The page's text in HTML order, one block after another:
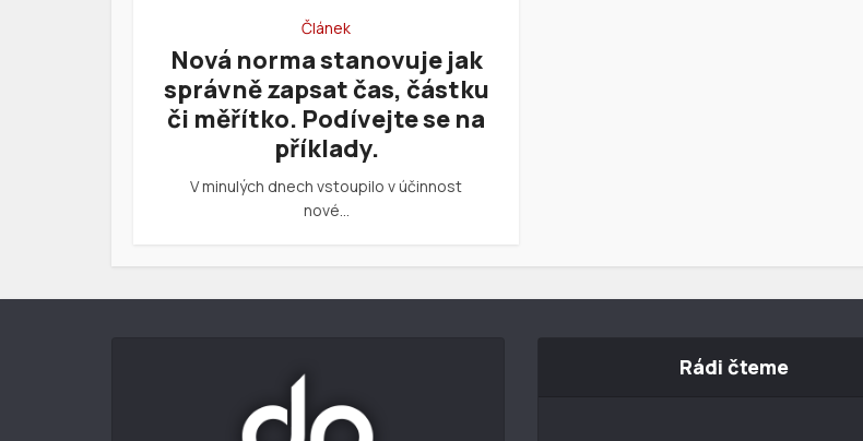
Článek
Nová norma stanovuje jak
správně zapsat čas, částku
či měřítko. Podívejte se na
příklady.
V minulých dnech vstoupilo v účinnost
nové…
Rádi čteme